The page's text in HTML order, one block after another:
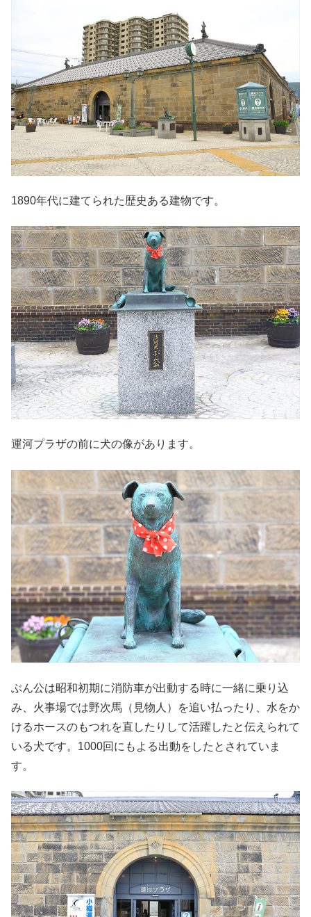
1890年代に建てられた歴史ある建物です。
運河プラザの前に犬の像があります。
ぶん公は昭和初期に消防車が出動する時に一緒に乗り込
み、火事場では野次馬（見物人）を追い払ったり、水をか
けるホースのもつれを直したりして活躍したと伝えられて
いる犬です。1000回にもよる出動をしたとされていま
す。